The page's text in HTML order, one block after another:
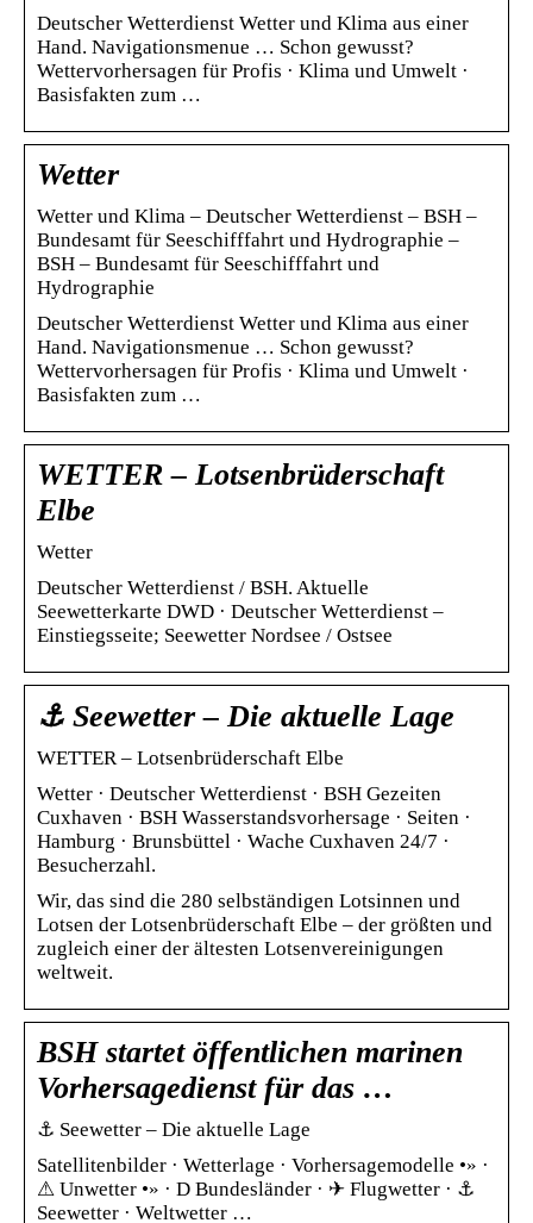
Deutscher Wetterdienst Wetter und Klima aus einer
Hand. Navigationsmenue … Schon gewusst?
Wettervorhersagen für Profis · Klima und Umwelt ·
Basisfakten zum …
Wetter
Wetter und Klima – Deutscher Wetterdienst – BSH –
Bundesamt für Seeschifffahrt und Hydrographie –
BSH – Bundesamt für Seeschifffahrt und
Hydrographie
Deutscher Wetterdienst Wetter und Klima aus einer
Hand. Navigationsmenue … Schon gewusst?
Wettervorhersagen für Profis · Klima und Umwelt ·
Basisfakten zum …
WETTER – Lotsenbrüderschaft
Elbe
Wetter
Deutscher Wetterdienst / BSH. Aktuelle
Seewetterkarte DWD · Deutscher Wetterdienst –
Einstiegsseite; Seewetter Nordsee / Ostsee
⚓ Seewetter – Die aktuelle Lage
WETTER – Lotsenbrüderschaft Elbe
Wetter · Deutscher Wetterdienst · BSH Gezeiten
Cuxhaven · BSH Wasserstandsvorhersage · Seiten ·
Hamburg · Brunsbüttel · Wache Cuxhaven 24/7 ·
Besucherzahl.
Wir, das sind die 280 selbständigen Lotsinnen und
Lotsen der Lotsenbrüderschaft Elbe – der größten und
zugleich einer der ältesten Lotsenvereinigungen
weltweit.
BSH startet öffentlichen marinen
Vorhersagedienst für das …
⚓ Seewetter – Die aktuelle Lage
Satellitenbilder · Wetterlage · Vorhersagemodelle •» ·
⚠ Unwetter •» · D Bundesländer · ✈ Flugwetter · ⚓
Seewetter · Weltwetter …